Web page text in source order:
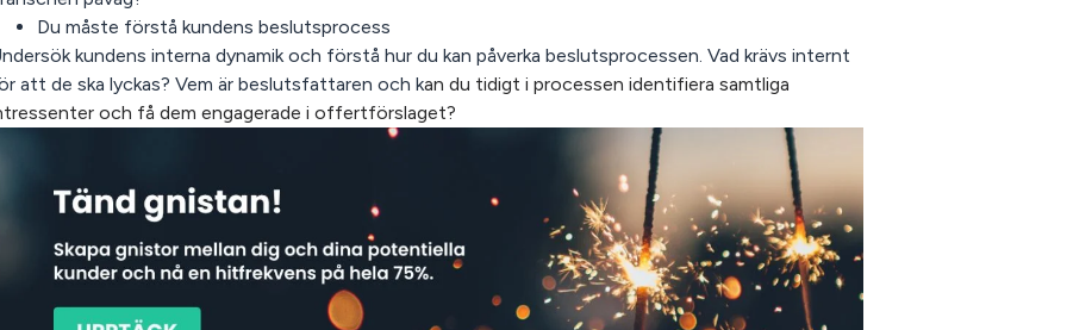
Du måste förstå kundens beslutsprocess
kundens interna dynamik och förstå hur du kan påverka beslutsprocessen. Vad krävs internt
att de ska lyckas? Vem är beslutsfattaren och kan du tidigt i processen identifiera samtliga
och få dem engagerade i offertförslaget?